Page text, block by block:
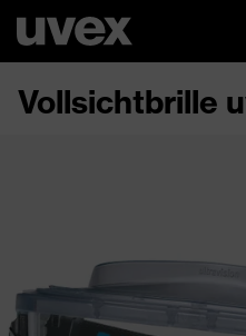
Vollsichtbrille